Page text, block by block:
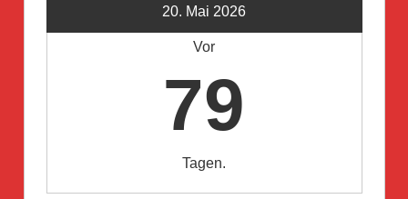
20. Mai 2026
Vor
79
Tagen.